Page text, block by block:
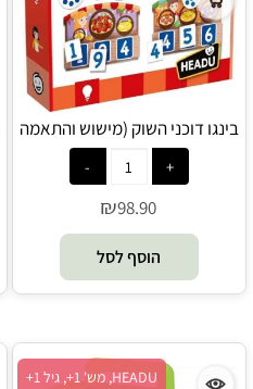
בינגו דוכני השוק (מישוש והתאמה
של מספרים וכמויות) - HEADU
₪98.90
הוסף לסל
HEADU, מש' 1+, גיל 1+